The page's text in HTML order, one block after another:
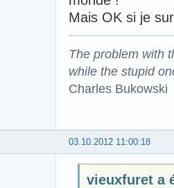
Mais OK si je
The problem with
while the stupid
Charles Bukowski
03.10.2012 11:00:18
vieuxfuret a